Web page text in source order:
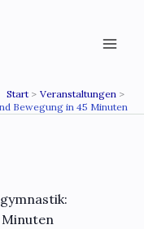
Start
Veranstaltungen
Bewegung in 45 Minuten